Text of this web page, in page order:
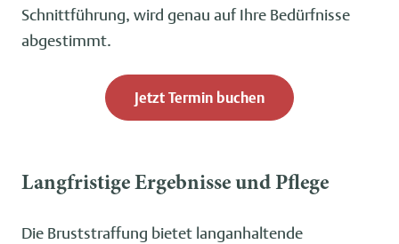
Schnittführung, wird genau auf Ihre Bedürfnisse
abgestimmt.
Jetzt Termin buchen
Langfristige Ergebnisse und Pflege
Die Bruststraffung bietet langanhaltende